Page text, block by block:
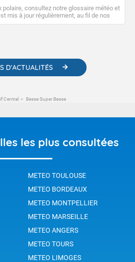
polaire, consultez notre glossaire météo et
mis à jour régulièrement, au fil de nos
également des liens utiles vers nos
D'ACTUALITÉS
Central Besse Super Besse
les plus consultées
METEO TOULOUSE
METEO BORDEAUX
METEO MONTPELLIER
METEO MARSEILLE
METEO ANGERS
METEO TOURS
METEO LIMOGES